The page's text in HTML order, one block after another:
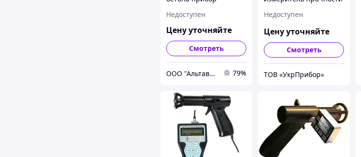
Недоступен
Цену уточняйте
Смотреть
ООО "Альтавир" 79%
Недоступен
Цену уточняйте
Смотреть
ТОВ «УкрПрибор»